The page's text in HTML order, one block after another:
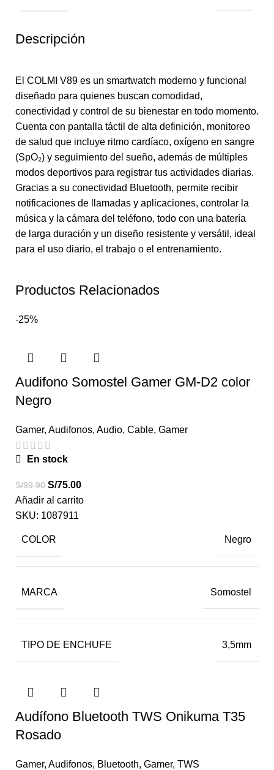
Descripción
El COLMI V89 es un smartwatch moderno y funcional
diseñado para quienes buscan comodidad,
conectividad y control de su bienestar en todo momento.
Cuenta con pantalla táctil de alta definición, monitoreo
de salud que incluye ritmo cardíaco, oxígeno en sangre
(SpO₂) y seguimiento del sueño, además de múltiples
modos deportivos para registrar tus actividades diarias.
Gracias a su conectividad Bluetooth, permite recibir
notificaciones de llamadas y aplicaciones, controlar la
música y la cámara del teléfono, todo con una batería
de larga duración y un diseño resistente y versátil, ideal
para el uso diario, el trabajo o el entrenamiento.
Productos Relacionados
-25%
Audifono Somostel Gamer GM-D2 color
Negro
Gamer, Audifonos, Audio, Cable, Gamer
En stock
S/99.90 S/75.00
Añadir al carrito
SKU: 1087911
COLOR Negro
MARCA Somostel
TIPO DE ENCHUFE 3,5mm
Audífono Bluetooth TWS Onikuma T35
Rosado
Gamer, Audifonos, Bluetooth, Gamer, TWS